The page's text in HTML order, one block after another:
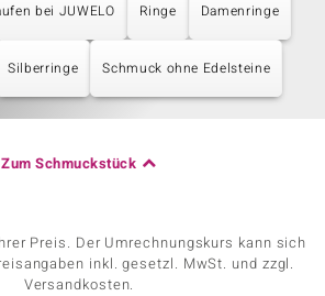
bei JUWELO Ringe Damenringe
Silberringe Schmuck ohne Edelsteine
Zum Schmuckstück
Preis. Der Umrechnungskurs kann sich
inkl. gesetzl. MwSt. und zzgl.
Versandkosten.